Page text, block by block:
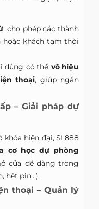
, cho phép các thành
khách tạm thời
dùng có thể vô hiệu
thoại, giúp ngăn
– Giải pháp dự
hiện đại, SL888
cơ học dự phòng
cửa dễ dàng trong
hết pin…).
thoại – Quản lý